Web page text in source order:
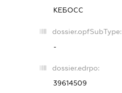
КЕБОСС
dossier.opfSubType:
-
dossier.edrpo:
39614509